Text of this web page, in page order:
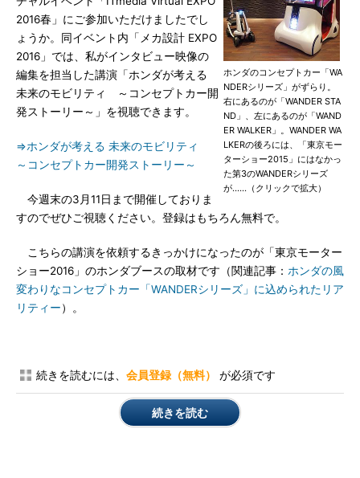
ホンダのコンセプトカー「WA
NDERシリーズ」がずらり。
右にあるのが「WANDER STA
ND」、左にあるのが「WAND
ER WALKER」。WANDER WA
LKERの後ろには、「東京モー
ターショー2015」にはなかっ
た第3のWANDERシリーズ
が……（クリックで拡大）
2016春」にご参加いただけましたでし
ょうか。同イベント内「メカ設計 EXPO
2016」では、私がインタビュー映像の
編集を担当した講演「ホンダが考える
未来のモビリティ ～コンセプトカー開
発ストーリー～」を視聴できます。
⇒ホンダが考える 未来のモビリティ
～コンセプトカー開発ストーリー～
今週末の3月11日まで開催しておりま
すのでぜひご視聴ください。登録はもちろん無料で。
こちらの講演を依頼するきっかけになったのが「東京モーター
ショー2016」のホンダブースの取材です（関連記事： ホンダの風
変わりなコンセプトカー「WANDERシリーズ」に込められたリア
リティー）。
続きを読むには、 会員登録（無料） が必須です
続きを読む